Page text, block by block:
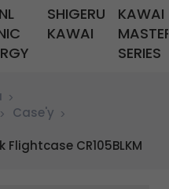
SHIGERU
KAWAI
KAWAI
SERIES
Case'y
CR105BLKM